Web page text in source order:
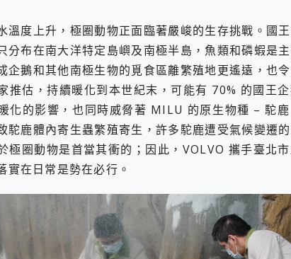
溫度上升，極圈動物正面臨著嚴峻的生存挑戰。國
分布在南大洋特定島嶼及南極半島，魚類和磷蝦是
企鵝和其他南極生物的覓食區離繁殖地更遙遠，也
推估，持續暖化到本世紀末，可能有 70% 的國王
化的影響，也同時威脅著 MILU 的原生物種 – 駝
駝鹿體內寄生蟲繁殖寄生，許多駝鹿遭受氣候變遷
極圈動物是首當其衝的；因此，VOLVO 攜手臺北
實在日常是勢在必行。